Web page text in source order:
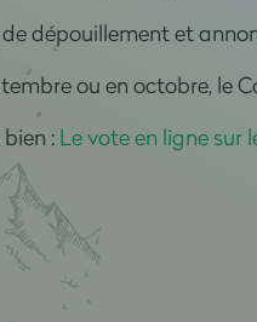
dépouillement et
ou en octobre, le
:Le vote en ligne sur